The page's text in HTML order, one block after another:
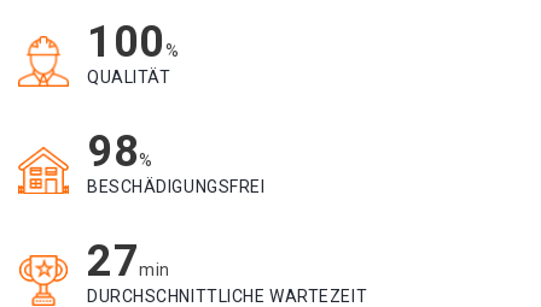
100%
QUALITÄT
98%
BESCHÄDIGUNGSFREI
27min
DURCHSCHNITTLICHE WARTEZEIT